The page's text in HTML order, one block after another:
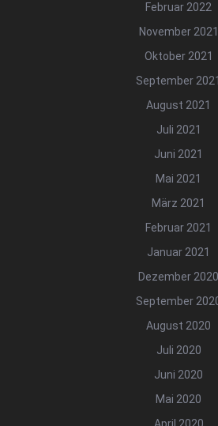
Februar 2022
November 2021
Oktober 2021
September 2021
August 2021
Juli 2021
Juni 2021
Mai 2021
März 2021
Februar 2021
Januar 2021
Dezember 2020
September
August 2020
Juli 2020
Juni 2020
Mai 2020